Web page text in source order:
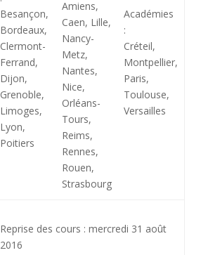
Besançon,
Bordeaux,
Clermont-
Ferrand,
Dijon,
Grenoble,
Limoges,
Lyon,
Poitiers
Amiens,
Caen, Lille,
Nancy-
Metz,
Nantes,
Nice,
Orléans-
Tours,
Reims,
Rennes,
Rouen,
Strasbourg
Académies
:
Créteil,
Montpellier,
Paris,
Toulouse,
Versailles
Reprise des cours : mercredi 31 août
2016